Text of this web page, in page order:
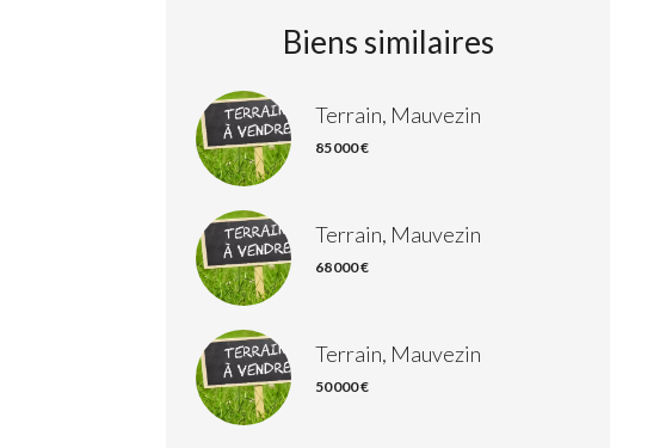
Biens similaires
Terrain, Mauvezin
85 000 €
Terrain, Mauvezin
68 000 €
Terrain, Mauvezin
50 000 €